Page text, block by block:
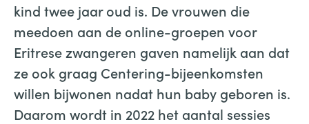
kind twee jaar oud is. De vrouwen die
meedoen aan de online-groepen voor
Eritrese zwangeren gaven namelijk aan dat
ze ook graag Centering-bijeenkomsten
willen bijwonen nadat hun baby geboren is.
Daarom wordt in 2022 het aantal sessies